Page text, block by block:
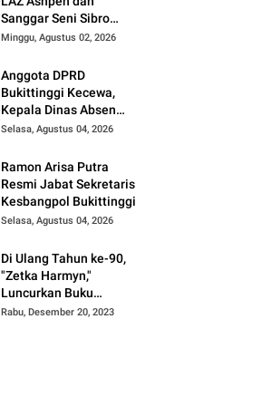
Sanggar Seni Sibro
Hadirkan Bimbel
Anak-anak
Minggu, Agustus 02, 2026
Anggota DPRD
Bukittinggi Kecewa,
Kepala Dinas Absen
pada Reses Masa
2025/ 2026.
Selasa, Agustus 04, 2026
Ramon Arisa Putra
Resmi Jabat Sekretaris
Kesbangpol Bukittinggi
Selasa, Agustus 04, 2026
Di Ulang Tahun ke-90,
"Zetka Harmyn,"
Luncurkan Buku
Biografi, Jejak Langkah
Rabu, Desember 20, 2023